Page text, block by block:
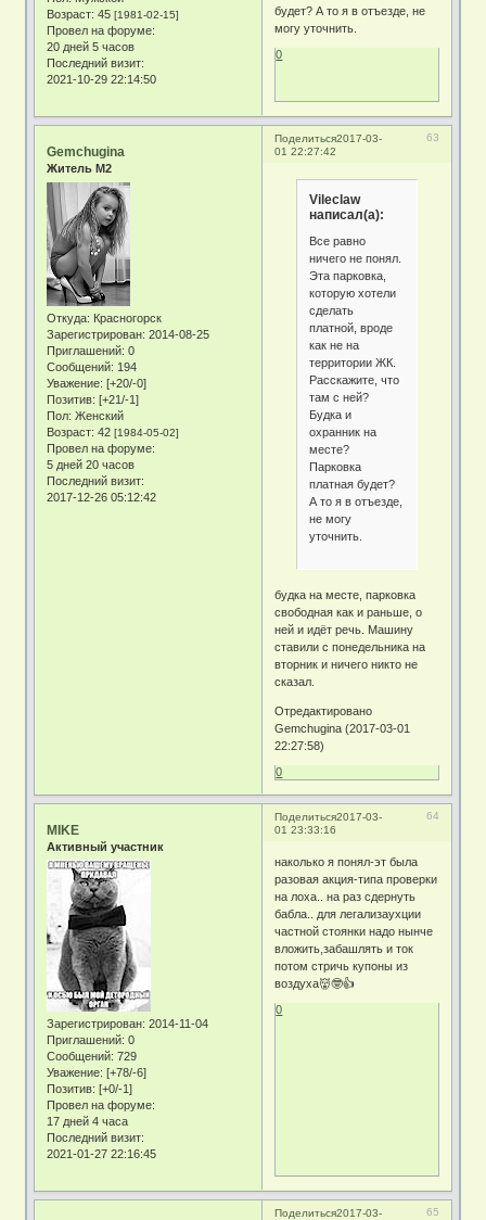
Возраст: 45[1981-02-15]
Провел на форуме:
20 дней 5 часов
Последний визит:
2021-10-29 22:14:50
будет? А то я в отъезде, не
могу уточнить.
0
Поделиться 63
2017-03-
01 22:27:42
Gemchugina
Житель М2
Откуда: Красногорск
Зарегистрирован: 2014-08-25
Приглашений: 0
Сообщений: 194
Уважение: [+20/-0]
Позитив: [+21/-1]
Пол: Женский
Возраст: 42[1984-05-02]
Провел на форуме:
5 дней 20 часов
Последний визит:
2017-12-26 05:12:42
Vileclaw
написал(а):
Все равно
ничего не понял.
Эта парковка,
которую хотели
сделать
платной, вроде
как не на
территории ЖК.
Расскажите, что
там с ней?
Будка и
охранник на
месте?
Парковка
платная будет?
А то я в отъезде,
не могу
уточнить.
будка на месте, парковка
свободная как и раньше, о
ней и идёт речь. Машину
ставили с понедельника на
вторник и ничего никто не
сказал.
Отредактировано
Gemchugina (2017-03-01
22:27:58)
0
Поделиться 64
2017-03-
01 23:33:16
MIKE
Активный участник
Зарегистрирован: 2014-11-04
Приглашений: 0
Сообщений: 729
Уважение: [+78/-6]
Позитив: [+0/-1]
Провел на форуме:
17 дней 4 часа
Последний визит:
2021-01-27 22:16:45
наколько я понял-эт была
разовая акция-типа проверки
на лоха.. на раз сдернуть
бабла.. для легализаухции
частной стоянки надо нынче
вложить,забашлять и ток
потом стричь купоны из
воздуха👹🤓👍
0
Поделиться 65
2017-03-